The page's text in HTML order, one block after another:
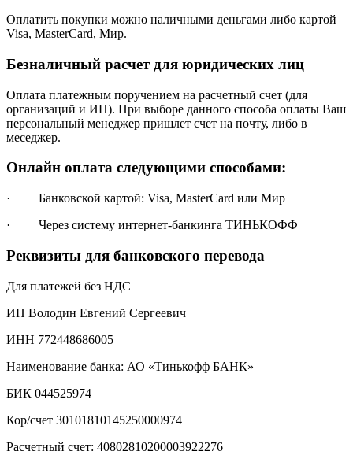
Оплатить покупки можно наличными деньгами либо картой
Visa, MasterCard, Мир.
Безналичный расчет для юридических лиц
Оплата платежным поручением на расчетный счет (для
организаций и ИП). При выборе данного способа оплаты Ваш
персональный менеджер пришлет счет на почту, либо в
меседжер.
Онлайн оплата следующими способами:
· Банковской картой: Visa, MasterCard или Мир
· Через систему интернет-банкинга ТИНЬКОФФ
Реквизиты для банковского перевода
Для платежей без НДС
ИП Володин Евгений Сергеевич
ИНН 772448686005
Наименование банка: АО «Тинькофф БАНК»
БИК 044525974
Кор/счет 30101810145250000974
Расчетный счет: 40802810200003922276